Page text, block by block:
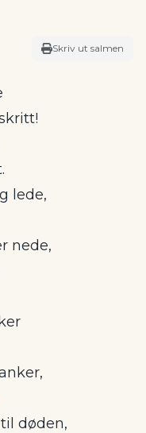
Skriv ut salmen
lede,
nede,
døden,